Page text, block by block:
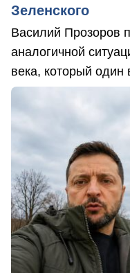
Зеленского
Василий Прозоров
аналогичной
века, который один